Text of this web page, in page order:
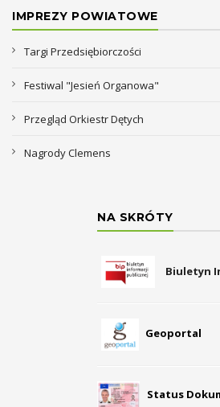
IMPREZY POWIATOWE
Targi Przedsiębiorczości
Festiwal "Jesień Organowa"
Przegląd Orkiestr Dętych
Nagrody Clemens
NA SKRÓTY
Biuletyn
Geoportal
Status